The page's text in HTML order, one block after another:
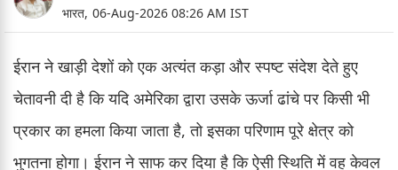
भारत, 06-Aug-2026 08:26 AM IST
ईरान ने खाड़ी देशों को एक अत्यंत कड़ा और स्पष्ट संदेश देते हुए
चेतावनी दी है कि यदि अमेरिका द्वारा उसके ऊर्जा ढांचे पर किसी भी
प्रकार का हमला किया जाता है, तो इसका परिणाम पूरे क्षेत्र को
भुगतना होगा। ईरान ने साफ कर दिया है कि ऐसी स्थिति में वह केवल